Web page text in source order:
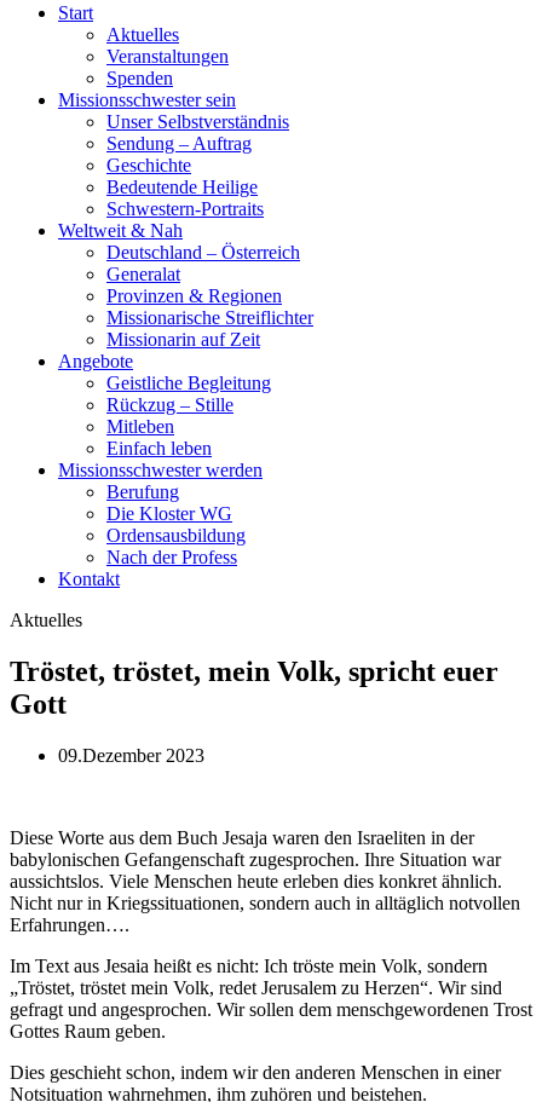
Start
Aktuelles
Veranstaltungen
Spenden
Missionsschwester sein
Unser Selbstverständnis
Sendung – Auftrag
Geschichte
Bedeutende Heilige
Schwestern-Portraits
Weltweit & Nah
Deutschland – Österreich
Generalat
Provinzen & Regionen
Missionarische Streiflichter
Missionarin auf Zeit
Angebote
Geistliche Begleitung
Rückzug – Stille
Mitleben
Einfach leben
Missionsschwester werden
Berufung
Die Kloster WG
Ordensausbildung
Nach der Profess
Kontakt
Aktuelles
Tröstet, tröstet, mein Volk, spricht euer
Gott
09.Dezember 2023
Diese Worte aus dem Buch Jesaja waren den Israeliten in der
babylonischen Gefangenschaft zugesprochen. Ihre Situation war
aussichtslos. Viele Menschen heute erleben dies konkret ähnlich.
Nicht nur in Kriegssituationen, sondern auch in alltäglich notvollen
Erfahrungen….
Im Text aus Jesaia heißt es nicht: Ich tröste mein Volk, sondern
„Tröstet, tröstet mein Volk, redet Jerusalem zu Herzen“. Wir sind
gefragt und angesprochen. Wir sollen dem menschgewordenen Trost
Gottes Raum geben.
Dies geschieht schon, indem wir den anderen Menschen in einer
Notsituation wahrnehmen, ihm zuhören und beistehen.